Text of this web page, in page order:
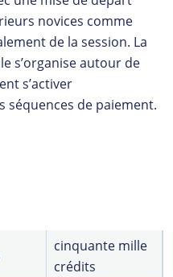
novices comme
de la session. La
s’organise autour de
s’activer
de paiement.
cinquante mille
crédits